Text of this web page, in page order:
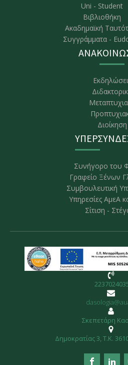
Uni - Student
Βιβλιοθήκη
Ακαδημαϊκή
Συγγράμματα -
Διοίκηση
Συνήγορο του
Γραφείο Ξένων
Συμβουλευτική
Υπηρεσίες ΑμεΑ
Σίτιση -
Σκεπετάρη
Δημοκρατίας 3, Τ.Κ.